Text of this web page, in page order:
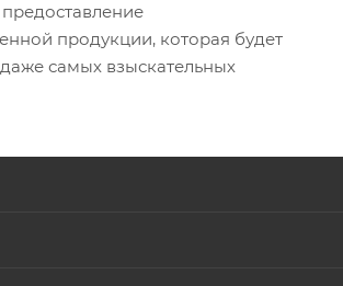
продукции, которая будет
самых взыскательных